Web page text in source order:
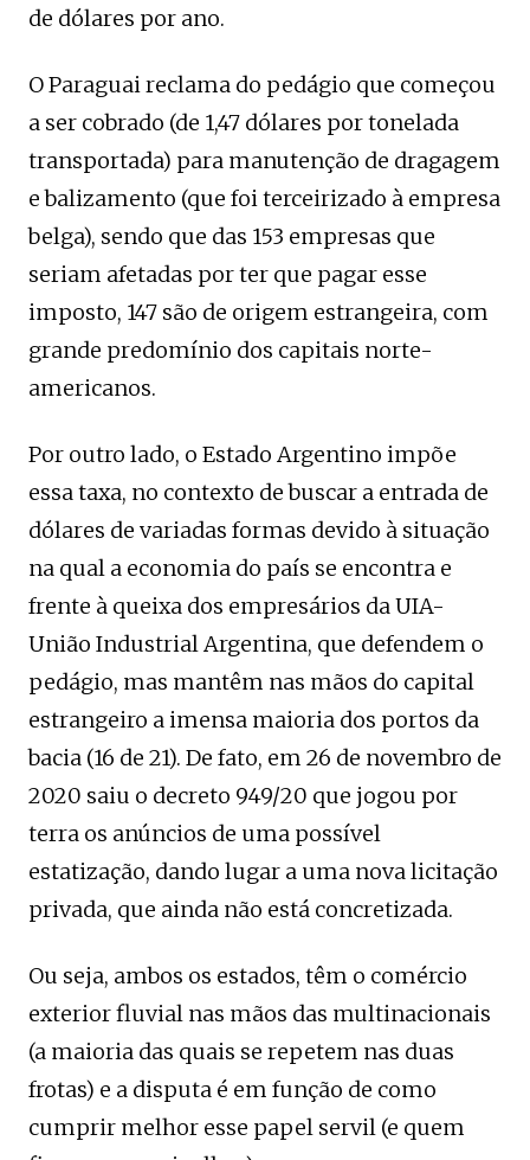
de dólares por ano.
O Paraguai reclama do pedágio que começou
a ser cobrado (de 1,47 dólares por tonelada
transportada) para manutenção de dragagem
e balizamento (que foi terceirizado à empresa
belga), sendo que das 153 empresas que
seriam afetadas por ter que pagar esse
imposto, 147 são de origem estrangeira, com
grande predomínio dos capitais norte-
americanos.
Por outro lado, o Estado Argentino impõe
essa taxa, no contexto de buscar a entrada de
dólares de variadas formas devido à situação
na qual a economia do país se encontra e
frente à queixa dos empresários da UIA-
União Industrial Argentina, que defendem o
pedágio, mas mantêm nas mãos do capital
estrangeiro a imensa maioria dos portos da
bacia (16 de 21). De fato, em 26 de novembro de
2020 saiu o decreto 949/20 que jogou por
terra os anúncios de uma possível
estatização, dando lugar a uma nova licitação
privada, que ainda não está concretizada.
Ou seja, ambos os estados, têm o comércio
exterior fluvial nas mãos das multinacionais
(a maioria das quais se repetem nas duas
frotas) e a disputa é em função de como
cumprir melhor esse papel servil (e quem